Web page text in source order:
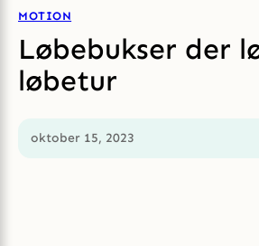
MOTION
Løbebukser der
løbetur
oktober 15, 2023